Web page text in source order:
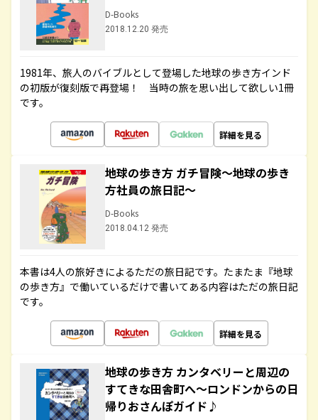
D-Books
2018.12.20 発売
1981年、旅人のバイブルとして登場した地球の歩き方インド
の初版が復刻版で再登場！ 当時の旅を思い出して欲しい1冊
です。
詳細を見る
地球の歩き方 ガチ冒険～地球の歩き
方社員の旅日記～
D-Books
2018.04.12 発売
本書は4人の旅好きによるただの旅日記です。たまたま『地球
の歩き方』で働いているだけで書いてある内容はただの旅日記
です。
詳細を見る
地球の歩き方 カンタベリーと周辺の
すてきな田舎町へ～ロンドンからの日
帰りおさんぽガイド♪